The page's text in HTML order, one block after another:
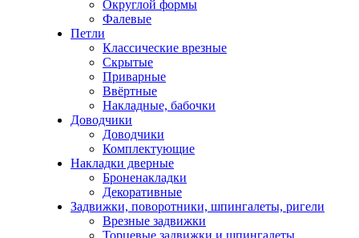
Округлой формы
Фалевые
Петли
Классические врезные
Скрытые
Приварные
Ввёртные
Накладные, бабочки
Доводчики
Доводчики
Комплектующие
Накладки дверные
Броненакладки
Декоративные
Задвижки, поворотники, шпингалеты, ригели
Врезные задвижки
Торцевые задвижки и шпингалеты